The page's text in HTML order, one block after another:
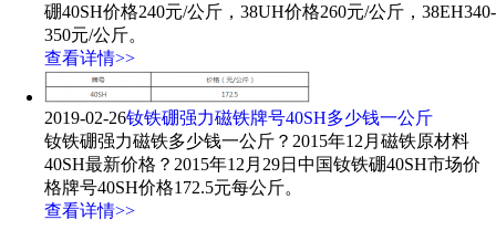
硼40SH价格240元/公斤，38UH价格260元/公斤，38EH340-
350元/公斤。
查看详情>>
2019-02-26钕铁硼强力磁铁牌号40SH多少钱一公斤
钕铁硼强力磁铁多少钱一公斤？2015年12月磁铁原材料
40SH最新价格？2015年12月29日中国钕铁硼40SH市场价
格牌号40SH价格172.5元每公斤。
查看详情>>